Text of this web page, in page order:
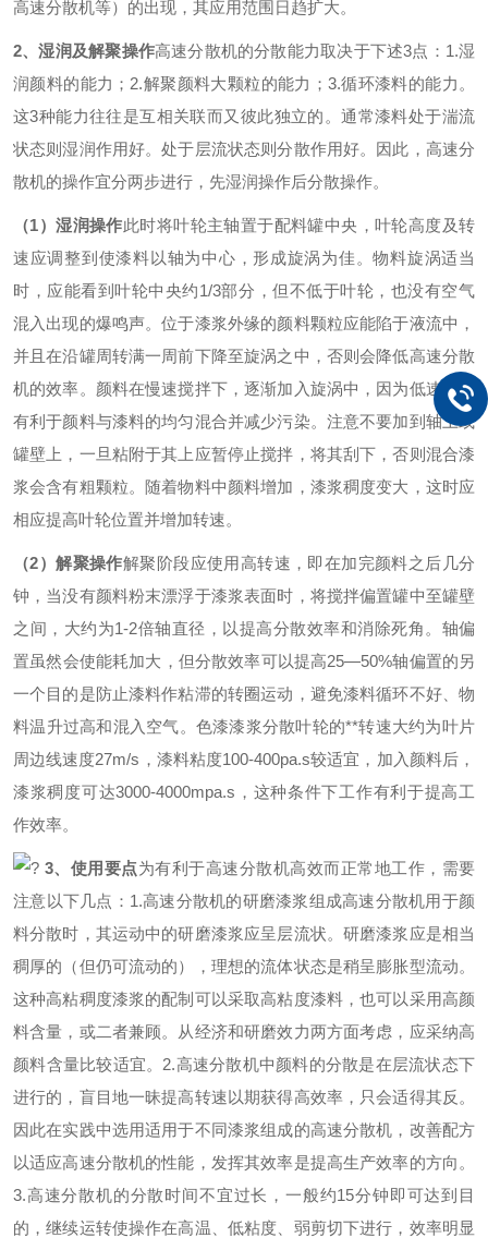
高速分散机等）的出现，其应用范围日趋扩大。
2、湿润及解聚操作高速分散机的分散能力取决于下述3点：1.湿
润颜料的能力；2.解聚颜料大颗粒的能力；3.循环漆料的能力。
这3种能力往往是互相关联而又彼此独立的。通常漆料处于湍流
状态则湿润作用好。处于层流状态则分散作用好。因此，高速分
散机的操作宜分两步进行，先湿润操作后分散操作。
（1）湿润操作此时将叶轮主轴置于配料罐中央，叶轮高度及转
速应调整到使漆料以轴为中心，形成旋涡为佳。物料旋涡适当
时，应能看到叶轮中央约1/3部分，但不低于叶轮，也没有空气
混入出现的爆鸣声。位于漆浆外缘的颜料颗粒应能陷于液流中，
并且在沿罐周转满一周前下降至旋涡之中，否则会降低高速分散
机的效率。 颜料在慢速搅拌下，逐渐加入旋涡中，因为低速加料
有利于颜料与漆料的均匀混合并减少污染。注意不要加到轴上或
罐壁上，一旦粘附于其上应暂停止搅拌，将其刮下，否则混合漆
浆会含有粗颗粒。随着物料中颜料增加，漆浆稠度变大，这时应
相应提高叶轮位置并增加转速。
（2）解聚操作解聚阶段应使用高转速，即在加完颜料之后几分
钟，当没有颜料粉末漂浮于漆浆表面时，将搅拌偏置罐中至罐壁
之间，大约为1-2倍轴直径，以提高分散效率和消除死角。轴偏
置虽然会使能耗加大，但分散效率可以提高25—50%轴偏置的另
一个目的是防止漆料作粘滞的转圈运动，避免漆料循环不好、物
料温升过高和混入空气。色漆漆浆分散叶轮的**转速大约为叶片
周边线速度27m/s ，漆料粘度100-400pa.s较适宜，加入颜料后，
漆浆稠度可达3000-4000mpa.s ，这种条件下工作有利于提高工
作效率。
? 3、使用要点为有利于高速分散机高效而正常地工作，需要
注意以下几点： 1.高速分散机的研磨漆浆组成高速分散机用于颜
料分散时，其运动中的研磨漆浆应呈层流状。研磨漆浆应是相当
稠厚的（但仍可流动的），理想的流体状态是稍呈膨胀型流动。
这种高粘稠度漆浆的配制可以采取高粘度漆料，也可以采用高颜
料含量，或二者兼顾。从经济和研磨效力两方面考虑，应采纳高
颜料含量比较适宜。 2.高速分散机中颜料的分散是在层流状态下
进行的，盲目地一昧提高转速以期获得高效率，只会适得其反。
因此在实践中选用适用于不同漆浆组成的高速分散机，改善配方
以适应高速分散机的性能，发挥其效率是提高生产效率的方向。
3.高速分散机的分散时间不宜过长，一般约15分钟即可达到目
的，继续运转使操作在高温、低粘度、弱剪切下进行，效率明显